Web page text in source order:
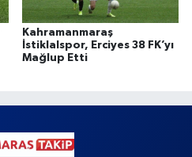
Kahramanmaraş
İstiklalspor, Erciyes 38 FK’yı
Mağlup Etti